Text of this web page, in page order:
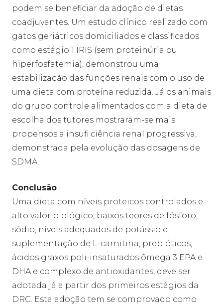
podem se beneficiar da adoção de dietas
coadjuvantes. Um estudo clínico realizado com
gatos geriátricos domiciliados e classificados
como estágio 1 IRIS (sem proteinúria ou
hiperfosfatemia), demonstrou uma
estabilização das funções renais com o uso de
uma dieta com proteína reduzida. Já os animais
do grupo controle alimentados com a dieta de
escolha dos tutores mostraram-se mais
propensos a insufi ciência renal progressiva,
demonstrada pela evolução das dosagens de
SDMA.
Conclusão
Uma dieta com níveis proteicos controlados e
alto valor biológico, baixos teores de fósforo,
sódio, níveis adequados de potássio e
suplementação de L-carnitina, prebióticos,
ácidos graxos poli-insaturados ômega 3 EPA e
DHA e complexo de antioxidantes, deve ser
adotada já a partir dos primeiros estágios da
DRC. Esta adoção tem se comprovado como